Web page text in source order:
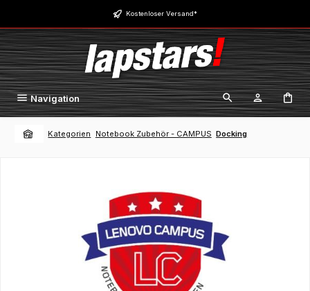
Zum Hauptinhalt springen Kostenloser Versand*
Navigation
Kategorien Notebook Zubehör - CAMPUS Docking